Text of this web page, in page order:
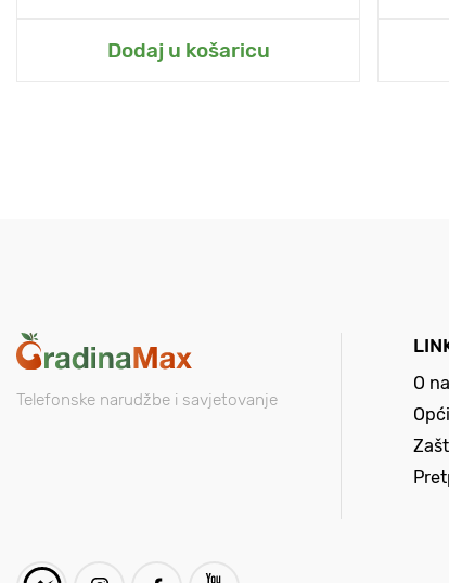
Dodaj u košaricu
Telefonske narudžbe i savjetovanje
O